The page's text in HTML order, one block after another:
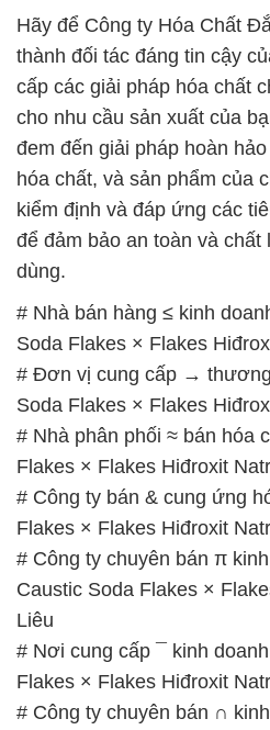
Hãy để Công ty Hóa Chất
thành đối tác đáng tin cậy
cấp các giải pháp hóa chất
cho nhu cầu sản xuất của
đem đến giải pháp hoàn
hóa chất, và sản phẩm của
kiểm định và đáp ứng các
để đảm bảo an toàn và
dùng.
# Nhà bán hàng ≤ kinh
Soda Flakes × Flakes
# Đơn vị cung cấp →
Soda Flakes × Flakes
# Nhà phân phối ≈ bán hóa
Flakes × Flakes Hiđroxit
# Công ty bán & cung ứng
Flakes × Flakes Hiđroxit
# Công ty chuyên bán π
Caustic Soda Flakes ×
Liêu
# Nơi cung cấp ¯ kinh
Flakes × Flakes Hiđroxit
# Công ty chuyên bán ∩